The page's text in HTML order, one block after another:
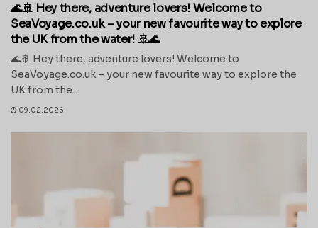
🌊🚢 Hey there, adventure lovers! Welcome to
SeaVoyage.co.uk – your new favourite way to explore
the UK from the water! 🚢🌊
🌊🚢 Hey there, adventure lovers! Welcome to
SeaVoyage.co.uk – your new favourite way to explore the
UK from the...
09.02.2026